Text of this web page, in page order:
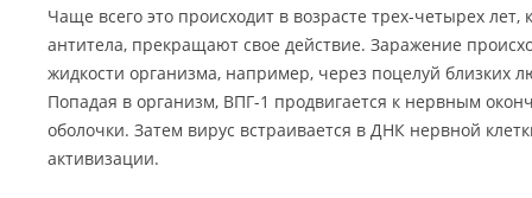
Чаще всего это происходит в возрасте трех-четырех
антитела, прекращают свое действие. Заражение
жидкости организма, например, через поцелуй
Попадая в организм, ВПГ-1 продвигается к нервным
оболочки. Затем вирус встраивается в ДНК нервной
активизации.